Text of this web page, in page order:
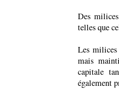
Des
telles que
Les
mais
capitale
également